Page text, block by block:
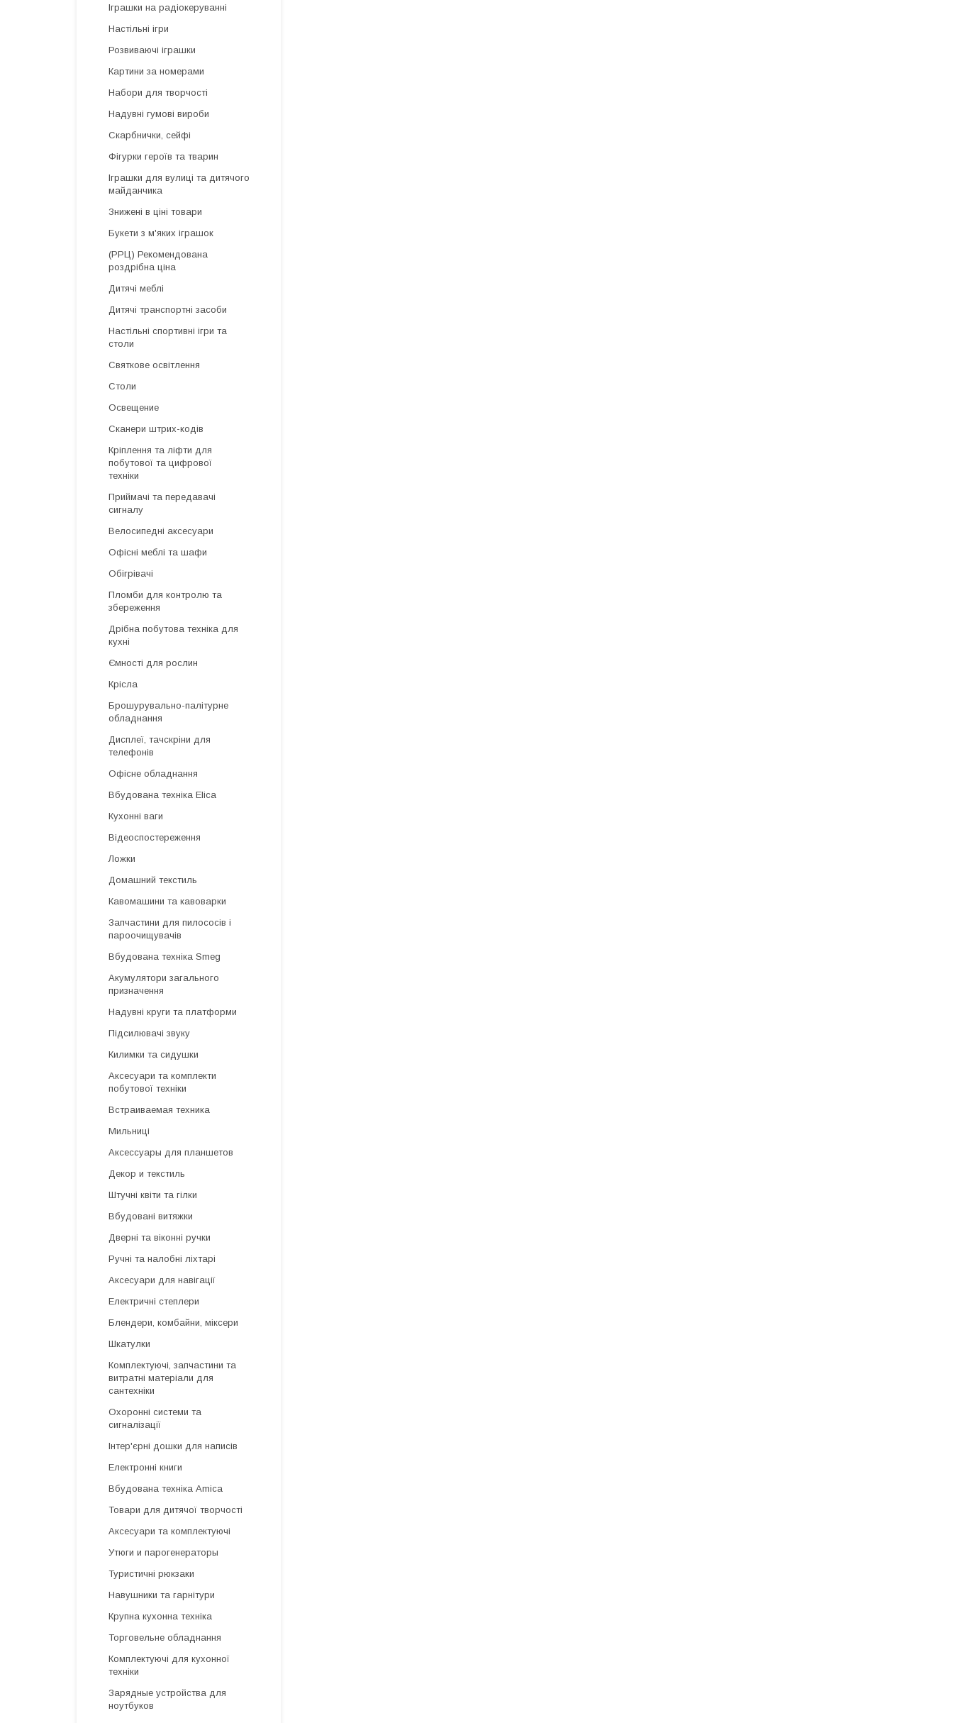
Іграшки на радіокеруванні
Настільні ігри
Розвиваючі іграшки
Картини за номерами
Набори для творчості
Надувні гумові вироби
Скарбнички, сейфі
Фігурки героїв та тварин
Іграшки для вулиці та дитячого
майданчика
Знижені в ціні товари
Букети з м'яких іграшок
(РРЦ) Рекомендована
роздрібна ціна
Дитячі меблі
Дитячі транспортні засоби
Настільні спортивні ігри та
столи
Святкове освітлення
Столи
Освещение
Сканери штрих-кодів
Кріплення та ліфти для
побутової та цифрової
техніки
Приймачі та передавачі
сигналу
Велосипедні аксесуари
Офісні меблі та шафи
Обігрівачі
Пломби для контролю та
збереження
Дрібна побутова техніка для
кухні
Ємності для рослин
Крісла
Брошурувально-палітурне
обладнання
Дисплеї, тачскріни для
телефонів
Офісне обладнання
Вбудована техніка Elica
Кухонні ваги
Відеоспостереження
Ложки
Домашний текстиль
Кавомашини та кавоварки
Запчастини для пилососів і
пароочищувачів
Вбудована техніка Smeg
Акумулятори загального
призначення
Надувні круги та платформи
Підсилювачі звуку
Килимки та сидушки
Аксесуари та комплекти
побутової техніки
Встраиваемая техника
Мильниці
Аксессуары для планшетов
Декор и текстиль
Штучні квіти та гілки
Вбудовані витяжки
Дверні та віконні ручки
Ручні та налобні ліхтарі
Аксесуари для навігації
Електричні степлери
Блендери, комбайни, міксери
Шкатулки
Комплектуючі, запчастини та
витратні матеріали для
сантехніки
Охоронні системи та
сигналізації
Інтер'єрні дошки для написів
Електронні книги
Вбудована техніка Amica
Товари для дитячої творчості
Аксесуари та комплектуючі
Утюги и парогенераторы
Туристичні рюкзаки
Навушники та гарнітури
Крупна кухонна техніка
Торговельне обладнання
Комплектуючі для кухонної
техніки
Зарядные устройства для
ноутбуков